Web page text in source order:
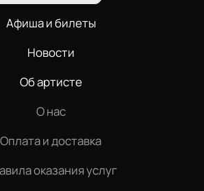
Афиша и билеты
Новости
Об артисте
О нас
Оплата и доставка
оказания услуг